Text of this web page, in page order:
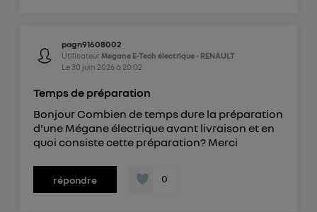
pagn91608002
Utilisateur Megane E-Tech électrique - RENAULT
Le 30 juin 2026à 20:02
Temps de préparation
Bonjour Combien de temps dure la préparation
d'une Mégane électrique avant livraison et en
quoi consiste cette préparation? Merci
répondre 0